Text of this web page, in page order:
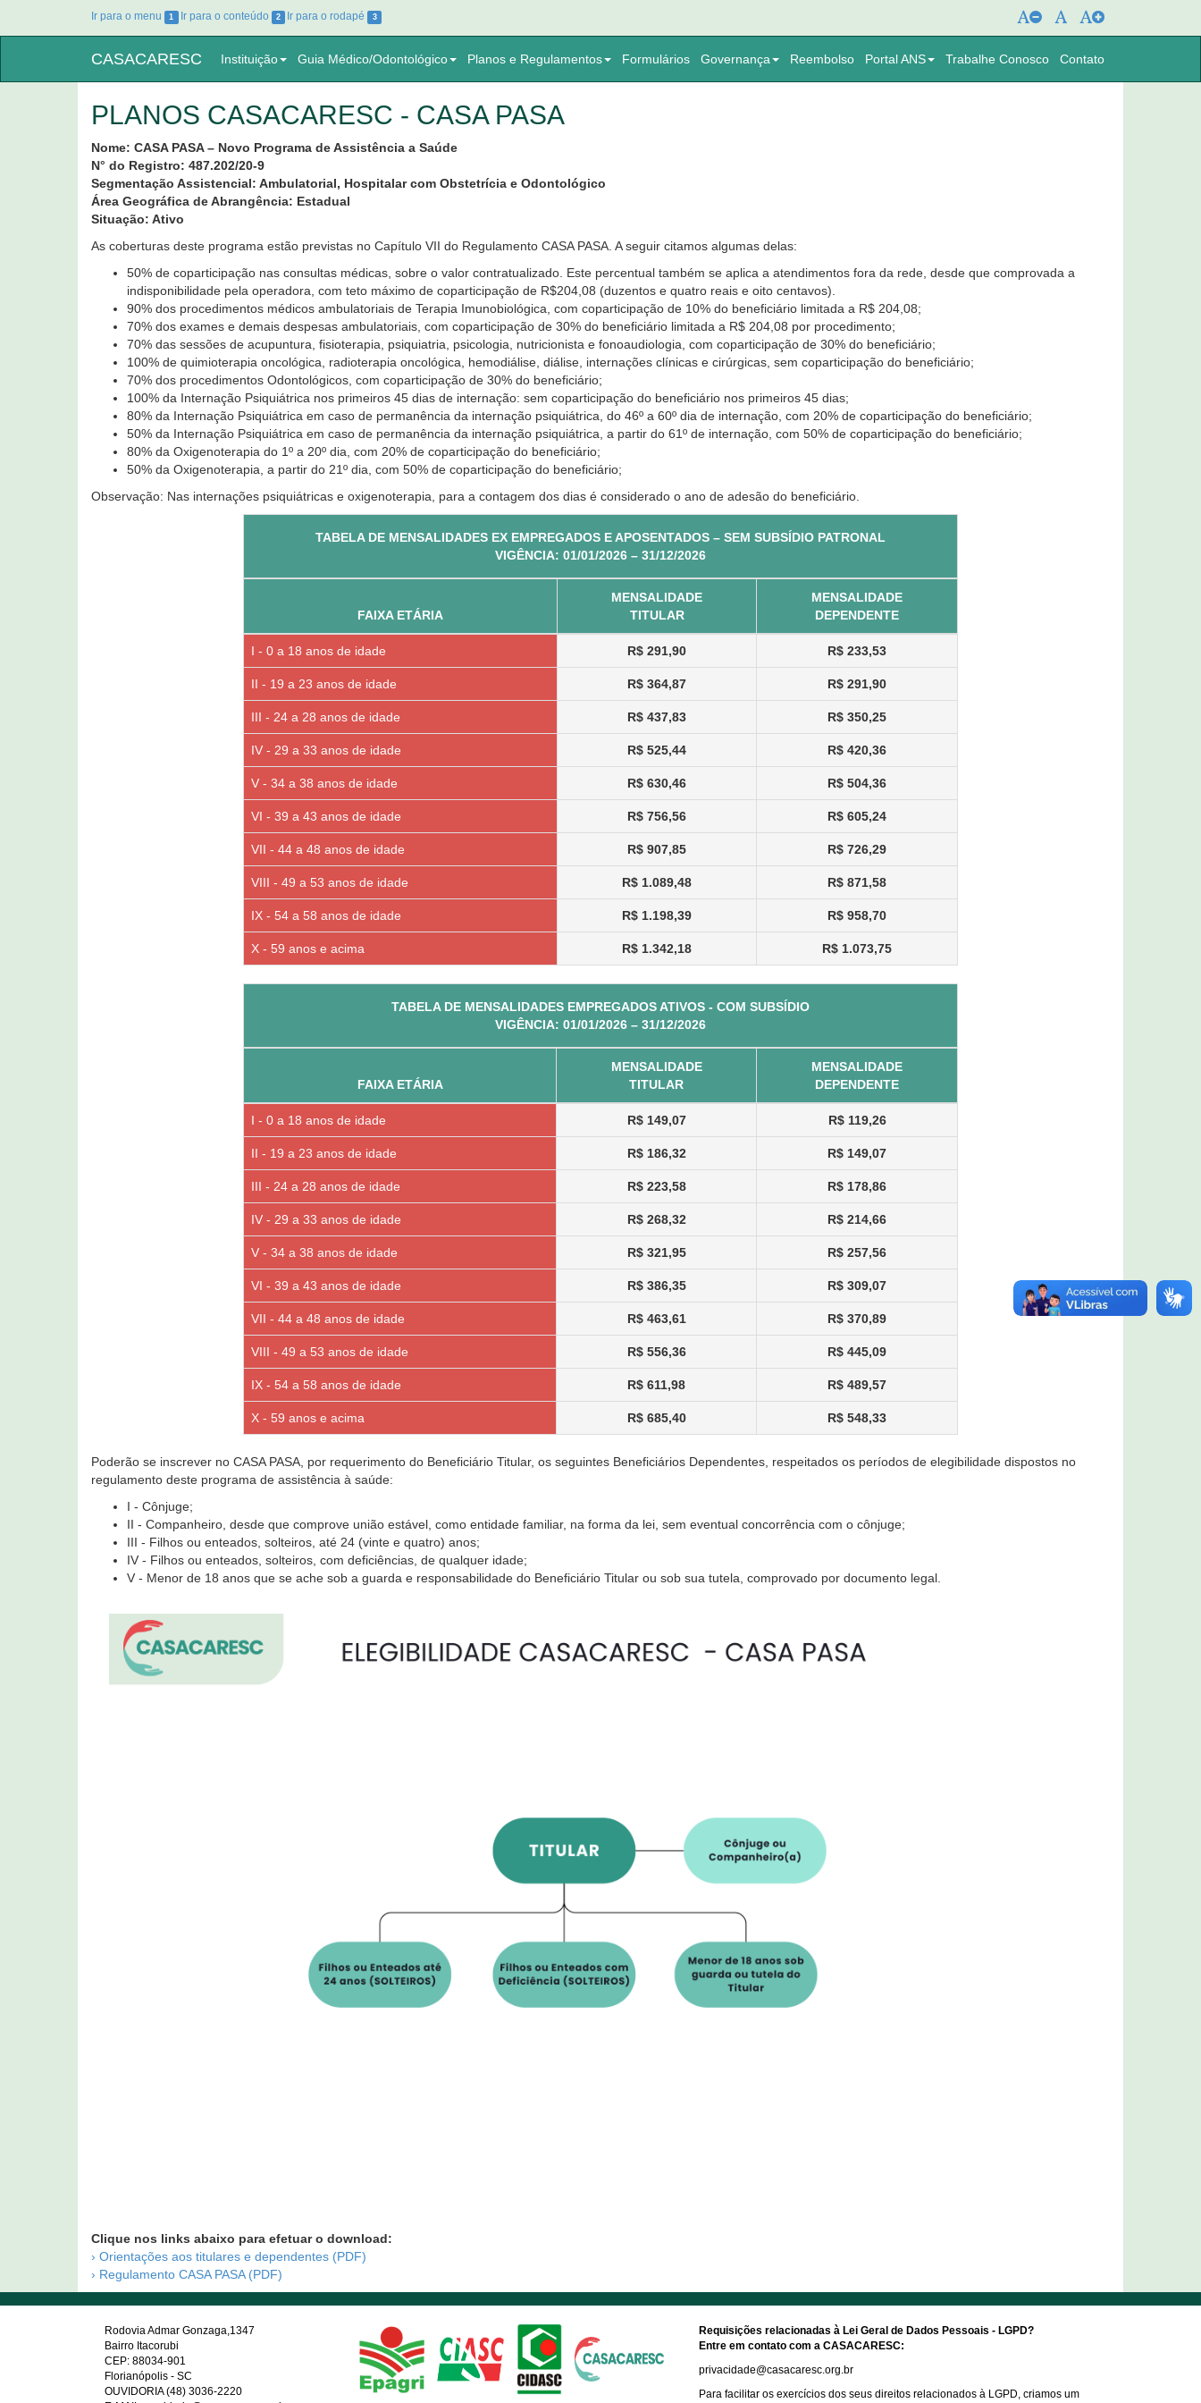
Ir para o menu 1 Ir para o conteúdo 2 Ir para o rodapé 3
CASACARESC Instituição Guia Médico/Odontológico Planos e Regulamentos Formulários Governança Reembolso Portal ANS Trabalhe Conosco Contato
PLANOS CASACARESC - CASA PASA
Nome: CASA PASA – Novo Programa de Assistência a Saúde
N° do Registro: 487.202/20-9
Segmentação Assistencial: Ambulatorial, Hospitalar com Obstetrícia e Odontológico
Área Geográfica de Abrangência: Estadual
Situação: Ativo
As coberturas deste programa estão previstas no Capítulo VII do Regulamento CASA PASA. A seguir citamos algumas delas:
50% de coparticipação nas consultas médicas, sobre o valor contratualizado. Este percentual também se aplica a atendimentos fora da rede, desde que comprovada a
indisponibilidade pela operadora, com teto máximo de coparticipação de R$204,08 (duzentos e quatro reais e oito centavos).
90% dos procedimentos médicos ambulatoriais de Terapia Imunobiológica, com coparticipação de 10% do beneficiário limitada a R$ 204,08;
70% dos exames e demais despesas ambulatoriais, com coparticipação de 30% do beneficiário limitada a R$ 204,08 por procedimento;
70% das sessões de acupuntura, fisioterapia, psiquiatria, psicologia, nutricionista e fonoaudiologia, com coparticipação de 30% do beneficiário;
100% de quimioterapia oncológica, radioterapia oncológica, hemodiálise, diálise, internações clínicas e cirúrgicas, sem coparticipação do beneficiário;
70% dos procedimentos Odontológicos, com coparticipação de 30% do beneficiário;
100% da Internação Psiquiátrica nos primeiros 45 dias de internação: sem coparticipação do beneficiário nos primeiros 45 dias;
80% da Internação Psiquiátrica em caso de permanência da internação psiquiátrica, do 46º a 60º dia de internação, com 20% de coparticipação do beneficiário;
50% da Internação Psiquiátrica em caso de permanência da internação psiquiátrica, a partir do 61º de internação, com 50% de coparticipação do beneficiário;
80% da Oxigenoterapia do 1º a 20º dia, com 20% de coparticipação do beneficiário;
50% da Oxigenoterapia, a partir do 21º dia, com 50% de coparticipação do beneficiário;
Observação: Nas internações psiquiátricas e oxigenoterapia, para a contagem dos dias é considerado o ano de adesão do beneficiário.
TABELA DE MENSALIDADES EX EMPREGADOS E APOSENTADOS – SEM SUBSÍDIO PATRONAL
VIGÊNCIA: 01/01/2026 – 31/12/2026
FAIXA ETÁRIA
MENSALIDADE
TITULAR
MENSALIDADE
DEPENDENTE
I - 0 a 18 anos de idade R$ 291,90 R$ 233,53
II - 19 a 23 anos de idade R$ 364,87 R$ 291,90
III - 24 a 28 anos de idade R$ 437,83 R$ 350,25
IV - 29 a 33 anos de idade R$ 525,44 R$ 420,36
V - 34 a 38 anos de idade R$ 630,46 R$ 504,36
VI - 39 a 43 anos de idade R$ 756,56 R$ 605,24
VII - 44 a 48 anos de idade R$ 907,85 R$ 726,29
VIII - 49 a 53 anos de idade R$ 1.089,48 R$ 871,58
IX - 54 a 58 anos de idade R$ 1.198,39 R$ 958,70
X - 59 anos e acima R$ 1.342,18 R$ 1.073,75
TABELA DE MENSALIDADES EMPREGADOS ATIVOS - COM SUBSÍDIO
VIGÊNCIA: 01/01/2026 – 31/12/2026
FAIXA ETÁRIA
MENSALIDADE
TITULAR
MENSALIDADE
DEPENDENTE
I - 0 a 18 anos de idade R$ 149,07 R$ 119,26
II - 19 a 23 anos de idade R$ 186,32 R$ 149,07
III - 24 a 28 anos de idade R$ 223,58 R$ 178,86
IV - 29 a 33 anos de idade R$ 268,32 R$ 214,66
V - 34 a 38 anos de idade R$ 321,95 R$ 257,56
VI - 39 a 43 anos de idade R$ 386,35 R$ 309,07
VII - 44 a 48 anos de idade R$ 463,61 R$ 370,89
VIII - 49 a 53 anos de idade R$ 556,36 R$ 445,09
IX - 54 a 58 anos de idade R$ 611,98 R$ 489,57
X - 59 anos e acima R$ 685,40 R$ 548,33
Poderão se inscrever no CASA PASA, por requerimento do Beneficiário Titular, os seguintes Beneficiários Dependentes, respeitados os períodos de elegibilidade dispostos no
regulamento deste programa de assistência à saúde:
I - Cônjuge;
II - Companheiro, desde que comprove união estável, como entidade familiar, na forma da lei, sem eventual concorrência com o cônjuge;
III - Filhos ou enteados, solteiros, até 24 (vinte e quatro) anos;
IV - Filhos ou enteados, solteiros, com deficiências, de qualquer idade;
V - Menor de 18 anos que se ache sob a guarda e responsabilidade do Beneficiário Titular ou sob sua tutela, comprovado por documento legal.
Clique nos links abaixo para efetuar o download:
› Orientações aos titulares e dependentes (PDF)
› Regulamento CASA PASA (PDF)
Rodovia Admar Gonzaga,1347
Bairro Itacorubi
CEP: 88034-901
Florianópolis - SC
OUVIDORIA (48) 3036-2220
Requisições relacionadas à Lei Geral de Dados Pessoais - LGPD?
Entre em contato com a CASACARESC:
privacidade@casacaresc.org.br
Para facilitar os exercícios dos seus direitos relacionados à LGPD, criamos um